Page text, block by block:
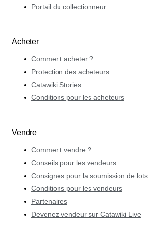
Portail du collectionneur
Acheter
Comment acheter ?
Protection des acheteurs
Catawiki Stories
Conditions pour les acheteurs
Vendre
Comment vendre ?
Conseils pour les vendeurs
Consignes pour la soumission de lots
Conditions pour les vendeurs
Partenaires
Devenez vendeur sur Catawiki Live